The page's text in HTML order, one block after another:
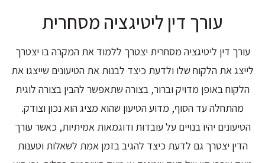
עורך דין ליטיגציה מסחרית
עורך דין ליטיגציה מסחרית יצטרך ללמוד את המקרה בו יצטרך
לייצג את הלקוח שלו ולדעת כיצד לבנות את הטיעונים שייצגו את
הלקוח באופן מדויק וברור, בצורה שתאפשר להבין בצורה לוגית
מהתחלה עד הסוף, מדוע הטיעון שהוא מציג הוא נכון וצודק.
הטיעונים יהיו בנויים על עובדות ודוגמאות אמיתיות, כאשר עורך
הדין יצטרך גם לדעת כיצד להגיב בזמן אמת לשאלות וטענות